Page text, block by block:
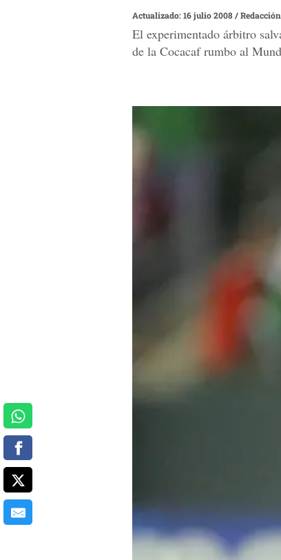
Actualizado: 16 julio 2008/
El experimentado árbitro
de la Cocacaf rumbo al